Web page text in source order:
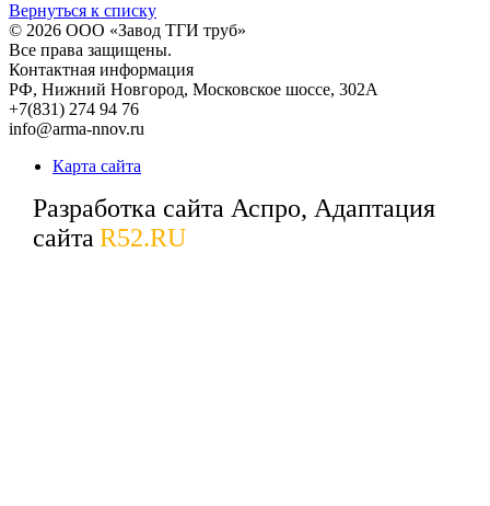
Вернуться к списку
© 2026 ООО «Завод ТГИ труб»
Все права защищены.
Контактная информация
РФ, Нижний Новгород, Московское шоссе, 302А
+7(831) 274 94 76
info@arma-nnov.ru
Карта сайта
Разработка сайта Аспро, Адаптация
сайта R52.RU